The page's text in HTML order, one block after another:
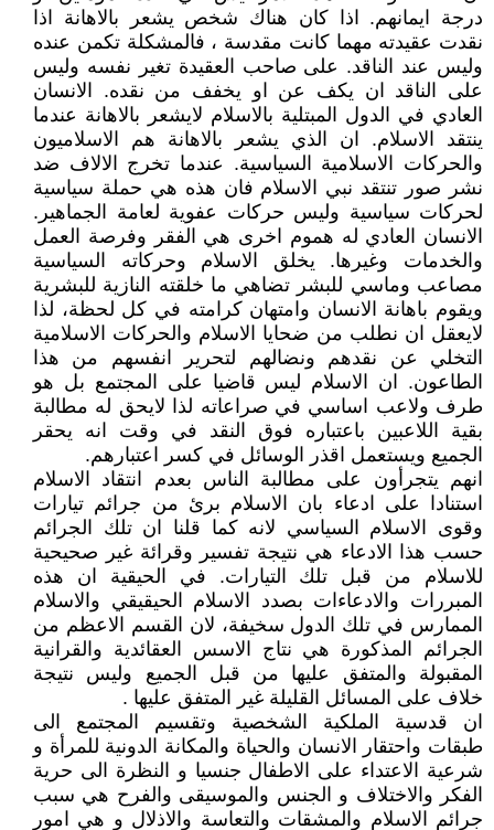
درجة ايمانهم. اذا كان هناك شخص يشعر بالاهانة اذا
نقدت عقيدته مهما كانت مقدسة ، فالمشكلة تكمن عنده
وليس عند الناقد. على صاحب العقيدة تغير نفسه وليس
على الناقد ان يكف عن او يخفف من نقده. الانسان
العادي في الدول المبتلية بالاسلام لايشعر بالاهانة عندما
ينتقد الاسلام. ان الذي يشعر بالاهانة هم الاسلاميون
والحركات الاسلامية السياسية. عندما تخرج الالاف ضد
نشر صور تنتقد نبي الاسلام فان هذه هي حملة سياسية
لحركات سياسية وليس حركات عفوية لعامة الجماهير.
الانسان العادي له هموم اخرى هي الفقر وفرصة العمل
والخدمات وغيرها. يخلق الاسلام وحركاته السياسية
مصاعب وماسي للبشر تضاهي ما خلقته النازية للبشرية
ويقوم باهانة الانسان وامتهان كرامته في كل لحظة، لذا
لايعقل ان نطلب من ضحايا الاسلام والحركات الاسلامية
التخلي عن نقدهم ونضالهم لتحرير انفسهم من هذا
الطاعون. ان الاسلام ليس قاضيا على المجتمع بل هو
طرف ولاعب اساسي في صراعاته لذا لايحق له مطالبة
بقية اللاعبين باعتباره فوق النقد في وقت انه يحقر
الجميع ويستعمل اقذر الوسائل في كسر اعتبارهم.
انهم يتجرأون على مطالبة الناس بعدم انتقاد الاسلام
استنادا على ادعاء بان الاسلام برئ من جرائم تيارات
وقوى الاسلام السياسي لانه كما قلنا ان تلك الجرائم
حسب هذا الادعاء هي نتيجة تفسير وقرائة غير صحيحية
للاسلام من قبل تلك التيارات. في الحيقية ان هذه
المبررات والادعاءات بصدد الاسلام الحيقيقي والاسلام
الممارس في تلك الدول سخيفة، لان القسم الاعظم من
الجرائم المذكورة هي نتاج الاسس العقائدية والقرانية
المقبولة والمتفق عليها من قبل الجميع وليس نتيجة
خلاف على المسائل القليلة غير المتفق عليها .
ان قدسية الملكية الشخصية وتقسيم المجتمع الى
طبقات واحتقار الانسان والحياة والمكانة الدونية للمرأة و
شرعية الاعتداء على الاطفال جنسيا و النظرة الى حرية
الفكر والاختلاف و الجنس والموسيقى والفرح هي سبب
جرائم الاسلام والمشقات والتعاسة والاذلال و هي امور